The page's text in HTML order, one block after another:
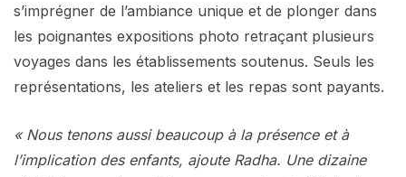
s’imprégner de l’ambiance unique et de plonger dans
les poignantes expositions photo retraçant plusieurs
voyages dans les établissements soutenus. Seuls les
représentations, les ateliers et les repas sont payants.
« Nous tenons aussi beaucoup à la présence et à
l’implication des enfants, ajoute Radha. Une dizaine